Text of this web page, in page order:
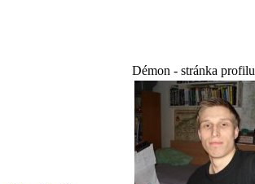
Démon - stránka profilu